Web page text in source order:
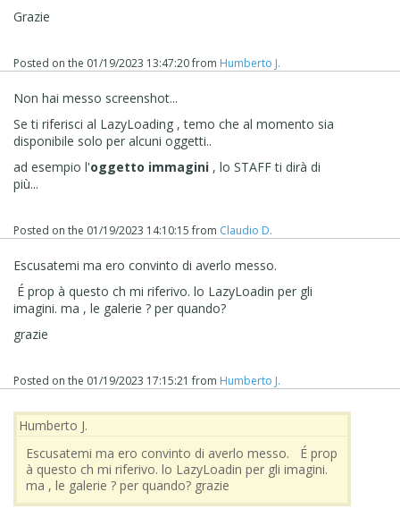
Grazie
Posted on the 01/19/2023 13:47:20from Humberto J.
Non hai messo screenshot...
Se ti riferisci al LazyLoading , temo che al momento sia
disponibile solo per alcuni oggetti..
ad esempio l'oggetto immagini , lo STAFF ti dirà di
più...
Posted on the 01/19/2023 14:10:15from Claudio D.
Escusatemi ma ero convinto di averlo messo.
É prop à questo ch mi riferivo. lo LazyLoadin per gli
imagini. ma , le galerie ? per quando?
grazie
Posted on the 01/19/2023 17:15:21 from Humberto J.
Humberto J.
Escusatemi ma ero convinto di averlo messo. É prop
à questo ch mi riferivo. lo LazyLoadin per gli imagini.
ma , le galerie ? per quando? grazie